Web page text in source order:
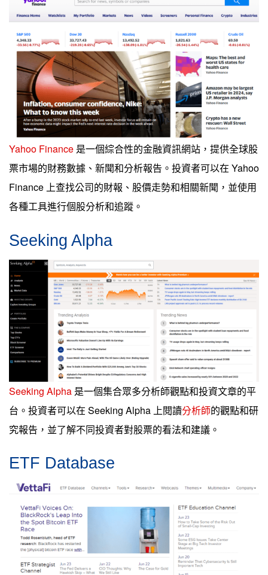
Yahoo Finance 是一個綜合性的金融資訊網站，提供全球股
票市場的財務數據、新聞和分析報告。投資者可以在 Yahoo
Finance 上查找公司的財報、股價走勢和相關新聞，並使用
各種工具進行個股分析和追蹤。
Seeking Alpha
Seeking Alpha 是一個集合眾多分析師觀點和投資文章的平
台。投資者可以在 Seeking Alpha 上閱讀分析師的觀點和研
究報告，並了解不同投資者對股票的看法和建議。
ETF Database